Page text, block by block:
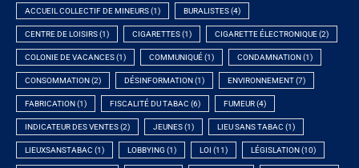
ACCUEIL COLLECTIF DE MINEURS(1) BURALISTES(4)
CENTRE DE LOISIRS(1) CIGARETTES(1) CIGARETTE ÉLECTRONIQUE(2)
COLONIE DE VACANCES(1) COMMUNIQUÉ(1) CONDAMNATION (1)
CONSOMMATION (2) DÉSINFORMATION (1) ENVIRONNEMENT(7)
FABRICATION (1) FISCALITÉ DU TABAC (6) FUMEUR(4)
INDICATEUR DES VENTES(2) JEUNES(1) LIEU SANS TABAC (1)
LIEUXSANSTABAC (1) LOBBYING (1) LOI (11) LÉGISLATION (10)